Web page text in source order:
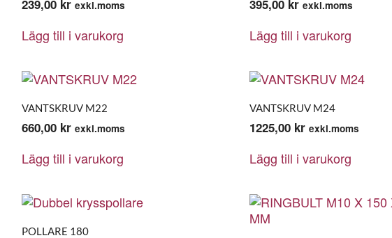
239,00 kr exkl.moms
Lägg till i varukorg
395,00 kr exkl.moms
Lägg till i varukorg
VANTSKRUV M22
660,00 kr exkl.moms
Lägg till i varukorg
VANTSKRUV M24
1225,00 kr exkl.moms
Lägg till i varukorg
POLLARE 180